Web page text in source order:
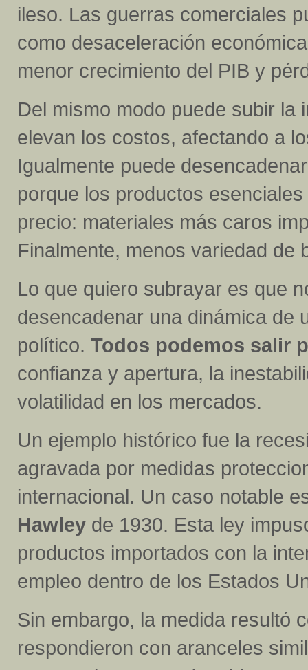
ileso. Las guerras comerciales
como desaceleración
menor crecimiento del PIB y
Del mismo modo puede subir
elevan los costos, afectando a
Igualmente puede
porque los productos
precio: materiales más caros
Finalmente, menos variedad de
Lo que quiero subrayar es que
desencadenar una dinámica de
político. Todos podemos salir
confianza y apertura, la
volatilidad en los mercados.
Un ejemplo histórico fue la
agravada por medidas
internacional. Un caso notable
Hawley de 1930. Esta ley
productos importados con la
empleo dentro de los Estados
Sin embargo, la medida resultó
respondieron con aranceles